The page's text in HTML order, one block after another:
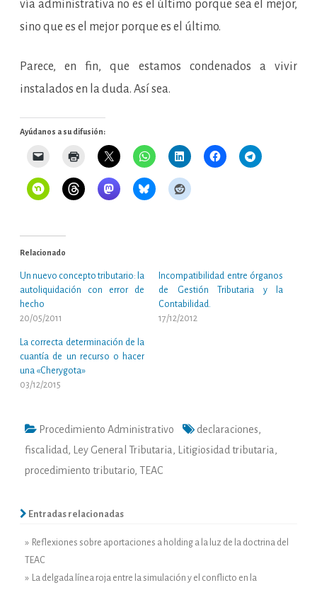
vía administrativa no es el último porque sea el mejor,
sino que es el mejor porque es el último.
Parece, en fin, que estamos condenados a vivir
instalados en la duda. Así sea.
Ayúdanos a su difusión:
Relacionado
Un nuevo concepto tributario: la
autoliquidación con error de
hecho
20/05/2011
Incompatibilidad entre órganos
de Gestión Tributaria y la
Contabilidad.
17/12/2012
La correcta determinación de la
cuantía de un recurso o hacer
una «Cherygota»
03/12/2015
Procedimiento Administrativo declaraciones,
fiscalidad , Ley General Tributaria , Litigiosidad tributaria ,
procedimiento tributario, TEAC
Entradas relacionadas
» Reflexiones sobre aportaciones a holding a la luz de la doctrina del
TEAC
» La delgada línea roja entre la simulación y el conflicto en la